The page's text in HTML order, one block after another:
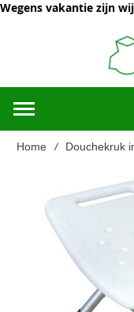
Wegens vakantie zijn
Home Douchekruk
afbeeldingen-